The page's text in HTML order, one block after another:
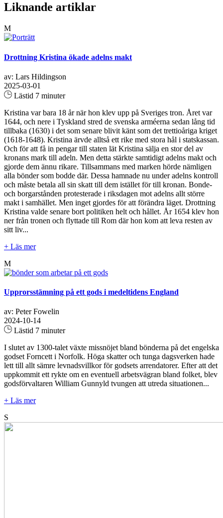
Liknande artiklar
M
Drottning Kristina ökade adelns makt
av: Lars Hildingson
2025-03-01
Lästid 7 minuter
Kristina var bara 18 år när hon klev upp på Sveriges tron. Året var
1644, och nere i Tyskland stred de svenska arméerna sedan lång tid
tillbaka (1630) i det som senare blivit känt som det trettioåriga kriget
(1618-1648). Kristina ärvde alltså ett rike med stora hål i statskassan.
Och för att få in pengar till staten lät Kristina sälja en stor del av
kronans mark till adeln. Men detta stärkte samtidigt adelns makt och
gjorde dem ännu rikare. Tillsammans med marken hörde nämligen
alla bönder som bodde där. Dessa hamnade nu under adelns kontroll
och måste betala all sin skatt till dem istället för till kronan. Bonde-
och borgarstånden protesterade i riksdagen mot adelns allt större
makt i samhället. Men inget gjordes för att förändra läget. Drottning
Kristina valde senare bort politiken helt och hållet. År 1654 klev hon
ner från tronen och flyttade till Rom där hon kom att leva resten av
sitt liv...
+ Läs mer
M
Upprorsstämning på ett gods i medeltidens England
av: Peter Fowelin
2024-10-14
Lästid 7 minuter
I slutet av 1300-talet växte missnöjet bland bönderna på det engelska
godset Forncett i Norfolk. Höga skatter och tunga dagsverken hade
lett till allt sämre levnadsvillkor för godsets arrendatorer. Efter att det
uppkommit ett rykte om en eventuell arbetsvägran bland folket, blev
godsförvaltaren William Gunnyld tvungen att utreda situationen...
+ Läs mer
S